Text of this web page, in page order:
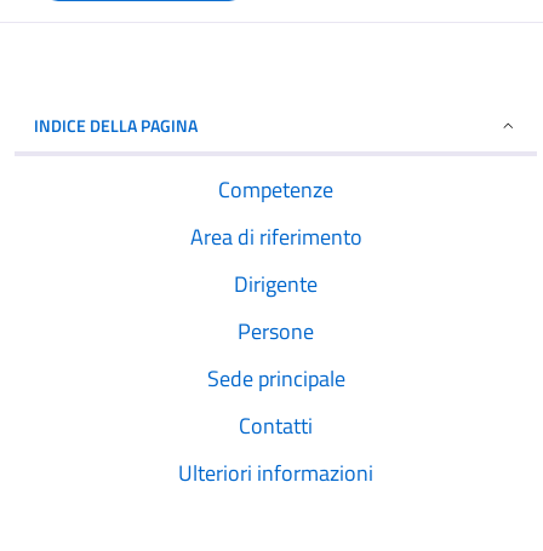
INDICE DELLA PAGINA
Competenze
Area di riferimento
Dirigente
Persone
Sede principale
Contatti
Ulteriori informazioni